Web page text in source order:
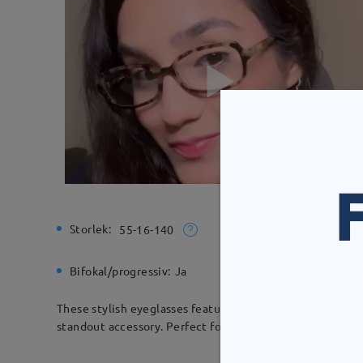
Storlek: 55-16-140 Total
Bifokal/progressiv: Ja
These stylish eyeglasses feature a flat frame with two
standout accessory. Perfect for adding a playful yet